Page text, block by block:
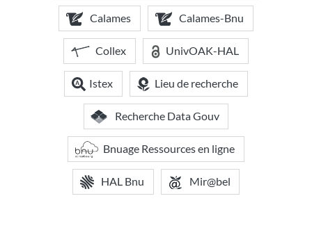
Calames Calames-Bnu
Collex UnivOAK-HAL
Istex Lieu de recherche
Recherche Data Gouv
Bnuage Ressources en ligne
HAL Bnu Mir@bel